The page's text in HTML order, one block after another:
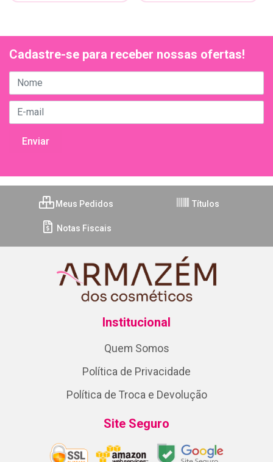
Cadastre-se para receber nossas ofertas!
Meus Pedidos Títulos
Notas Fiscais
Institucional
Quem Somos
Política de Privacidade
Política de Troca e Devolução
Site Seguro